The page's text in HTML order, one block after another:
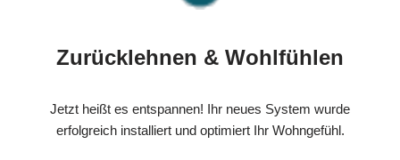
Zurücklehnen & Wohlfühlen
Jetzt heißt es entspannen! Ihr neues System wurde
erfolgreich installiert und optimiert Ihr Wohngefühl.